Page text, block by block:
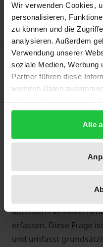
Wir verwenden Cookies,
personalisieren,
zu können und die
analysieren. Außerdem
Verwendung unserer
soziale Medien, Werbung
Partner führen diese
weiteren Daten
gesammelt haben.
Alle
Hinweise zu Versandkosten
Beschreibung
Bilaterale
Auslandsinvestoren
sog.
clauses), die den
Hinsicht verfestigen,
Kündigungen erst nach
auch den Fall
erfassen. Diese Frage
und umfasst